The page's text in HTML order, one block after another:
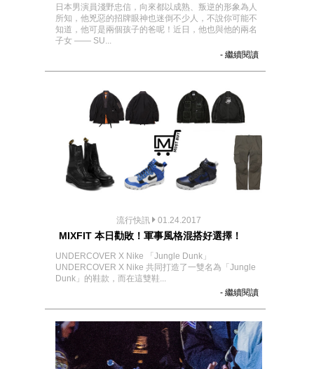
日本男演員淺野忠信，向來都以成熟、叛逆的形象為人
所知，他兇惡的招牌眼神也迷倒不少人，不說你可能不
知道，他可是兩個孩子的爸呢！近日，他也與他的兩名
子女 —— SU...
- 繼續閱讀
流行快訊 01.24.2017
MIXFIT 本日勸敗！軍事風格混搭好選擇！
UNDERCOVER X Nike 「Jungle Dunk」
UNDERCOVER X Nike 共同打造了一雙名為「Jungle
Dunk」的鞋款，而在這雙鞋...
- 繼續閱讀